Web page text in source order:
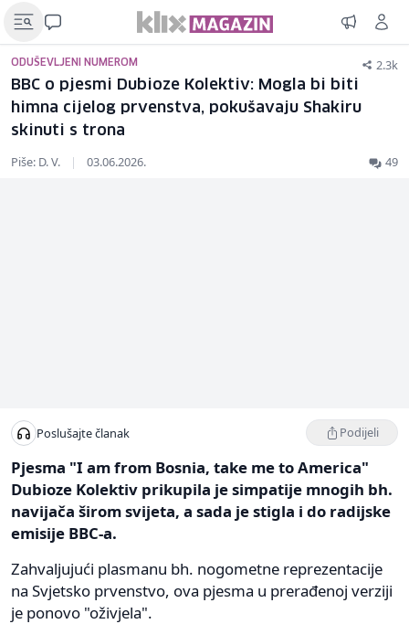
ODUŠEVLJENI NUMEROM 2.3k
BBC o pjesmi Dubioze Kolektiv: Mogla bi biti
himna cijelog prvenstva, pokušavaju Shakiru
skinuti s trona
Piše: D. V. | 03.06.2026. 49
Poslušajte članak Podijeli
Pjesma "I am from Bosnia, take me to America"
Dubioze Kolektiv prikupila je simpatije mnogih bh.
navijača širom svijeta, a sada je stigla i do radijske
emisije BBC-a.
Zahvaljujući plasmanu bh. nogometne reprezentacije
na Svjetsko prvenstvo, ova pjesma u prerađenoj verziji
je ponovo "oživjela".